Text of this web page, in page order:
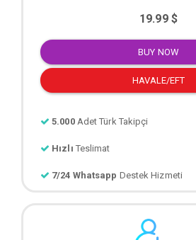
19.99 $
BUY NOW
HAVALE/EFT
5.000 Adet Türk Takipçi
Hızlı Teslimat
7/24 Whatsapp Destek